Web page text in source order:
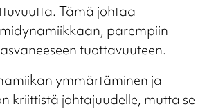
Tämä johtaa
parempiin
tuottavuuteen.
ymmärtäminen ja
kriittistä johtajuudelle, mutta se